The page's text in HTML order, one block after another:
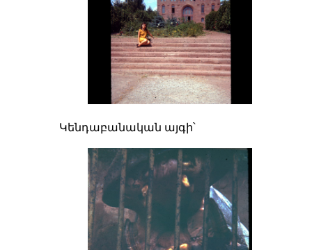
Կենդաբանական այգի՝